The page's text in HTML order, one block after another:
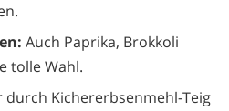
Auch Paprika, Brokkoli
tolle Wahl.
durch Kichererbsenmehl-Teig